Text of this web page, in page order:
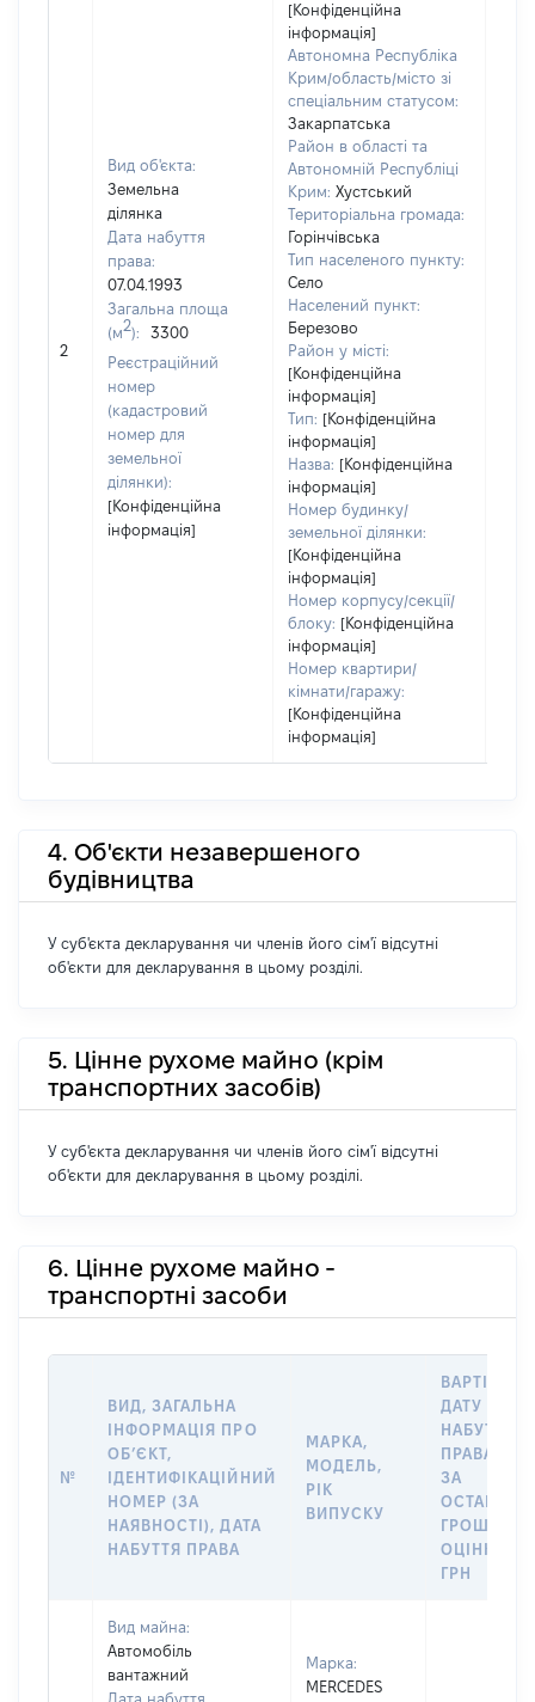
2
Вид об'єкта:
Земельна
ділянка
Дата набуття
права:
07.04.1993
Загальна площа
(м2):
3300
Реєстраційний
номер
(кадастровий
номер для
земельної
ділянки):
[Конфіденційна
інформація]
[Конфіденційна
інформація]
Автономна Республіка
Крим/область/місто зі
спеціальним статусом:
Закарпатська
Район в області та
Автономній Республіці
Крим: Хустський
Територіальна громада:
Горінчівська
Тип населеного пункту:
Село
Населений пункт:
Березово
Район у місті:
[Конфіденційна
інформація]
Тип: [Конфіденційна
інформація]
Назва: [Конфіденційна
інформація]
Номер будинку/
земельної ділянки:
[Конфіденційна
інформація]
Номер корпусу/секції/
блоку: [Конфіденційна
інформація]
Номер квартири/
кімнати/гаражу:
[Конфіденційна
інформація]
4. Об'єкти незавершеного
будівництва
У суб'єкта декларування чи членів його сім'ї відсутні
об'єкти для декларування в цьому розділі.
5. Цінне рухоме майно (крім
транспортних засобів)
У суб'єкта декларування чи членів його сім'ї відсутні
об'єкти для декларування в цьому розділі.
6. Цінне рухоме майно -
транспортні засоби
№
ВИД, ЗАГАЛЬНА
ІНФОРМАЦІЯ ПРО
ОБʼЄКТ,
ІДЕНТИФІКАЦІЙНИЙ
НОМЕР (ЗА
НАЯВНОСТІ), ДАТА
НАБУТТЯ ПРАВА
МАРКА,
МОДЕЛЬ,
РІК
ВИПУСКУ
ВАРТІСТЬ
ДАТУ
НАБУТТЯ
ПРАВА АБО
ЗА
ОЦІНКОЮ,
ГРН
Вид майна:
Автомобіль
вантажний
Дата набуття
Марка:
MERCEDES